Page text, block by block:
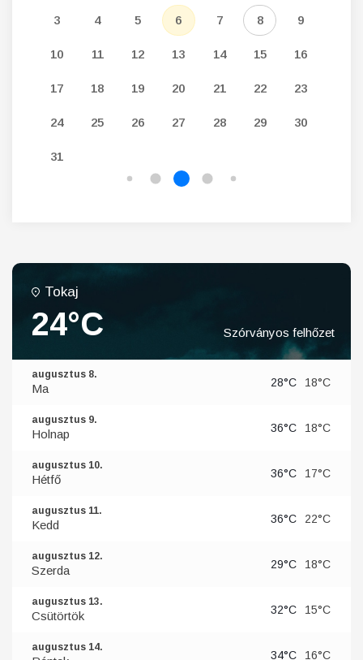
3 4 5 6 7 8 9
10 11 12 13 14 15 16
17 18 19 20 21 22 23
24 25 26 27 28 29 30
31
Tokaj
24°C Szórványos felhőzet
augusztus 8.
Ma 28°C 18°C
augusztus 9.
Holnap 36°C 18°C
augusztus 10.
Hétfő 36°C 17°C
augusztus 11.
Kedd 36°C 22°C
augusztus 12.
Szerda 29°C 18°C
augusztus 13.
Csütörtök 32°C 15°C
augusztus 14.
34°C 16°C